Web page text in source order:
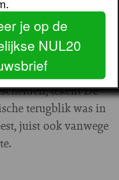
gaat over beleid en
en
voor de
en openbare
tekent De
terugblik was in
juist ook vanwege
je op de
NUL20